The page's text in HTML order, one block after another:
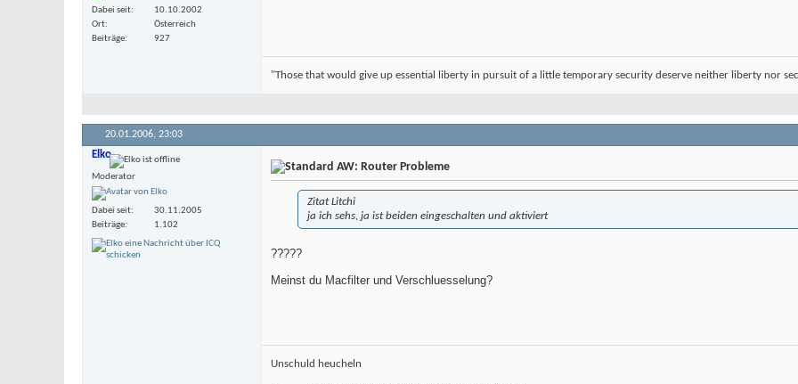
Dabei seit
10.10.2002
Ort
Österreich
Beiträge
927
"Those that would give up essential liberty in pursuit of a little temporary security deserve neither liberty nor
20.01.2006, 23:03
Elko
Moderator
Dabei seit
30.11.2005
Beiträge
1.102
AW: Router Probleme
Zitat Litchi
ja ich sehs, ja ist beiden eingeschalten und aktiviert
?????
Meinst du Macfilter und Verschluesselung?
Unschuld heucheln